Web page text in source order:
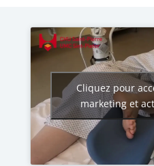
Cliquez pour
marketing et